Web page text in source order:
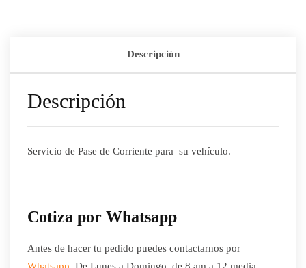
Descripción
Descripción
Servicio de Pase de Corriente para su vehículo.
Cotiza por Whatsapp
Antes de hacer tu pedido puedes contactarnos por
Whatsapp. De Lunes a Domingo, de 8 am a 12 media